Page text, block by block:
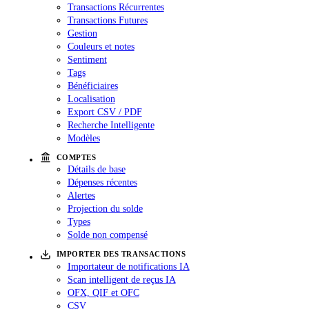
Transactions Récurrentes
Transactions Futures
Gestion
Couleurs et notes
Sentiment
Tags
Bénéficiaires
Localisation
Export CSV / PDF
Recherche Intelligente
Modèles
COMPTES
Détails de base
Dépenses récentes
Alertes
Projection du solde
Types
Solde non compensé
IMPORTER DES TRANSACTIONS
Importateur de notifications IA
Scan intelligent de reçus IA
OFX, QIF et OFC
CSV